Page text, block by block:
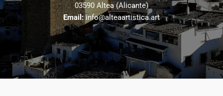
03590 Altea (Alicante)
Email:info@alteaartistica.art